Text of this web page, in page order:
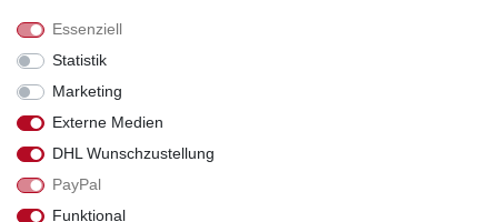
Preise entsprechen dem bisherigen Preis bei Schuhperlativ.
Essenziell
Statistik
Marketing
Externe Medien
DHL Wunschzustellung
PayPal
Funktional